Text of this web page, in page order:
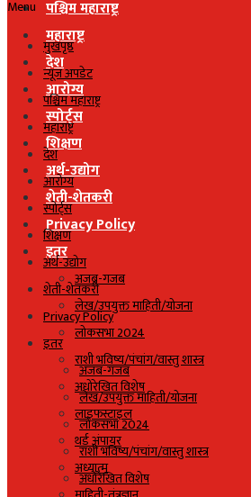
पश्चिम महाराष्ट्र
महाराष्ट्र
देश
आरोग्य
स्पोर्ट्स
शिक्षण
अर्थ-उद्योग
शेती-शेतकरी
Privacy Policy
इतर
अजब-गजब
लेख/उपयुक्त माहिती/योजना
लोकसभा 2024
राशी भविष्य/पंचांग/वास्तु शास्त्र
अधोरेखित विशेष
लाइफस्टाइल
थर्ड अंपायर
अध्यात्म
Menu
मुखपृष्ठ
न्यूज अपडेट
पश्चिम महाराष्ट्र
महाराष्ट्र
देश
आरोग्य
स्पोर्ट्स
शिक्षण
अर्थ-उद्योग
शेती-शेतकरी
Privacy Policy
इतर
अजब-गजब
लेख/उपयुक्त माहिती/योजना
लोकसभा 2024
राशी भविष्य/पंचांग/वास्तु शास्त्र
अधोरेखित विशेष